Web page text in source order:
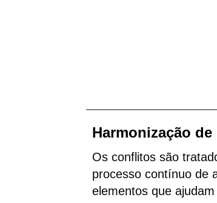
Harmonização
Os conflitos são
processo contínuo de
elementos que